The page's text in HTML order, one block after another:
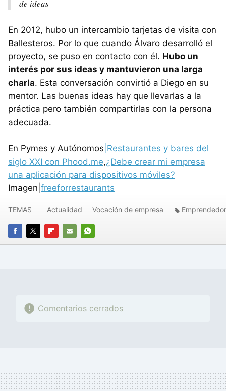
de ideas
En 2012, hubo un intercambio tarjetas de visita con
Ballesteros. Por lo que cuando Álvaro desarrolló el
proyecto, se puso en contacto con él. Hubo un
interés por sus ideas y mantuvieron una larga
charla. Esta conversación convirtió a Diego en su
mentor. Las buenas ideas hay que llevarlas a la
práctica pero también compartirlas con la persona
adecuada.
En Pymes y Autónomos |Restaurantes y bares del
siglo XXI con Phood.me,¿Debe crear mi empresa
una aplicación para dispositivos móviles?
Imagen| freeforrestaurants
FACEBOOK
TWITTERFLIPBOARD
E-
WHATSAPP
TEMAS Actualidad Vocación de empresa
Comentarios cerrados